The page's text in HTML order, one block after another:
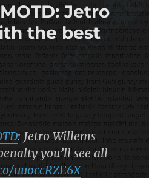
Jetro
the best
: Jetro Willems
you’ll see all
uuoccRZE6X